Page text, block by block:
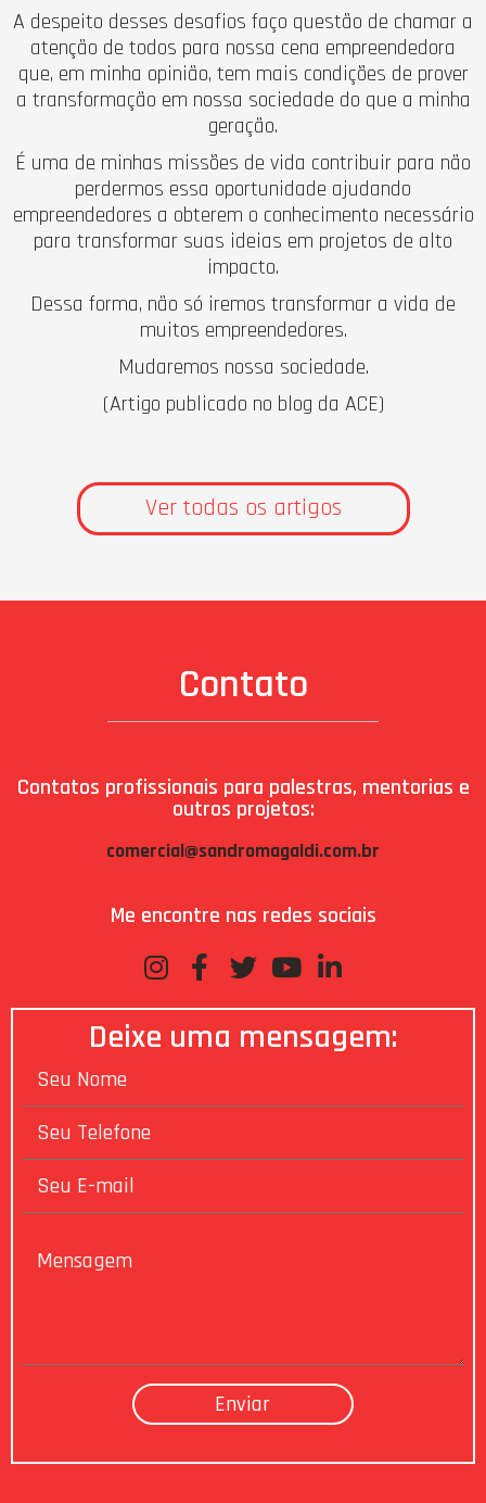
A despeito desses desafios faço questão de chamar a
atenção de todos para nossa cena empreendedora
que, em minha opinião, tem mais condições de prover
a transformação em nossa sociedade do que a minha
geração.
É uma de minhas missões de vida contribuir para não
perdermos essa oportunidade ajudando
empreendedores a obterem o conhecimento necessário
para transformar suas ideias em projetos de alto
impacto.
Dessa forma, não só iremos transformar a vida de
muitos empreendedores.
Mudaremos nossa sociedade.
(Artigo publicado no blog da ACE)
Ver todas os artigos
Contato
Contatos profissionais para palestras, mentorias e
outros projetos:
comercial@sandromagaldi.com.br
Me encontre nas redes sociais
Deixe uma mensagem: